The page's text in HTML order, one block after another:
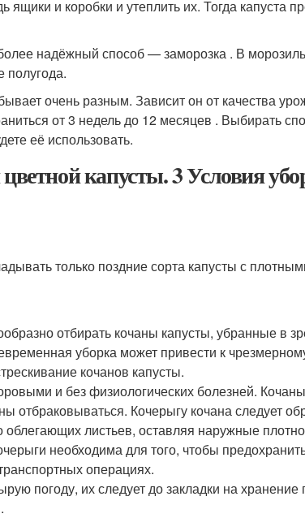
ящики и коробки и утеплить их. Тогда капуста
надёжный способ — заморозка . В
полугода.
очень разным. Зависит он от качества
от 3 недель до 12 месяцев . Выбирать
её использовать.
капусты. 3 Условия
только поздние сорта капусты с
отбирать кочаны капусты, убранные в
уборка может привести к
кочанов капусты.
и без физиологических болезней.
отбраковываться. Кочерыгу кочана следует
листьев, оставляя наружные
необходима для того, чтобы
операциях.
погоду, их следует до закладки на хранение